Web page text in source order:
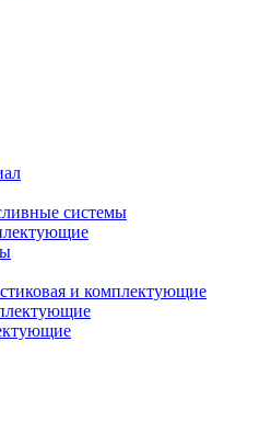
системы
и комплектующие